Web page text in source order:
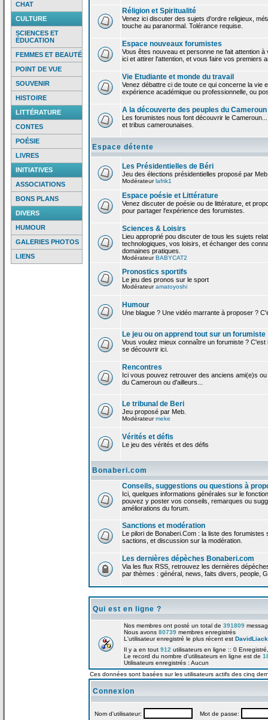
CHAT
CULTURE
SCIENCES ET
ÉDUCATION
FEMMES ET BEAUTÉ
POINT DE VUE
SOUVENIR
HISTOIRE
LITTÉRATURE
CONTES
POÉSIE
LIVRES
INITIATIVES
ASSOCIATIONS
BONS PLANS
DIVERS
HUMOUR
GALERIES PHOTOS
LIENS
Réligion et Spiritualité
Venez ici discuter des sujets d'ordre religieux,
touche au paranormal. Tolérance requise.
Espace nouveaux forumistes
Vous êtes nouveau et personne ne fait attention
ici et attirer l'attention, et vous faire vos premiers
Vie Etudiante et monde du travail
Venez débattre ci de toute ce qui concerne la vie
expérience académique ou professionnelle, ou
A la découverte des peuples du Cameroun
Les forumistes nous font découvrir le
et tribus camerounaises.
Espace détente
Les Présidentielles de Béri
Jeu des élections présidentielles proposé par Meb
Modérateurlafrik1
Espace poésie et Littérature
Venez discuter de poésie ou de littérature, et
pour partager l'expérience des forumistes.
Sciences & Loisirs
Lieu approprié pou discuter de tous les sujets
technologiques, vos loisirs, et échanger des
domaines pratiques.
ModérateurBABYCAT2
Pronostics sportifs
Le jeu des pronos sur le sport
Modérateuramatoyoshi
Humour
Une blague ? Une vidéo marrante à proposer ?
Le jeu ou on apprend tout sur un forumiste
Vous voulez mieux connaître un forumiste ? C'est
se découvrir ici.
Rencontres
Ici vous pouvez retrouver des anciens ami(e)s
du Cameroun ou d'ailleurs...
Le tribunal de Beri
Jeu proposé par Meb.
Modérateurmeke
Vérités et défis
Le jeu des vérités et des défis
Bonaberi.com
Conseils, suggestions ou questions à
Ici, quelques informations générales sur le
pouvez y poster vos conseils, remarques ou
améliorations du forum.
Sanctions et modération
Le pilori de Bonaberi.Com : la liste des
sactions, et discussion sur la modération.
Les dernières dépèches Bonaberi.com
Via les flux RSS, retrouvez les dernières
par thèmes : général, news, faits divers, people,
Qui est en ligne ?
Nos membres ont posté un total de 391809
Nous avons 80739 membres enregistrés
L'utilisateur enregistré le plus récent est DavidLiack
Il y a en tout 912 utilisateurs en ligne :: 0
Le record du nombre d'utilisateurs en ligne est de
Utilisateurs enregistrés : Aucun
Ces données sont basées sur les utilisateurs actifs des cinq
Connexion
Nom d'utilisateur: Mot de passe: